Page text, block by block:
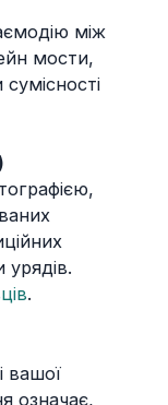
між
мости,
урядів.
.
вашої
означає,